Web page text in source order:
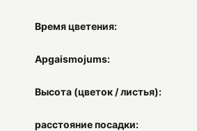
Время цветения:
Apgaismojums:
Высота (цветок / листья):
расстояние посадки: